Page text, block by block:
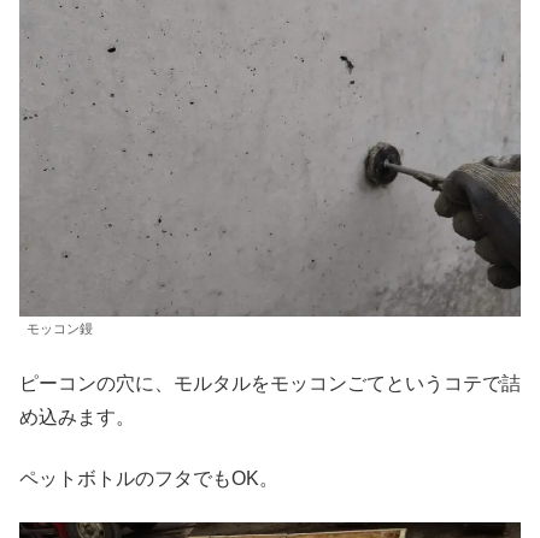
モッコン鏝
ピーコンの穴に、モルタルをモッコンごてというコテで詰
め込みます。
ペットボトルのフタでもOK。